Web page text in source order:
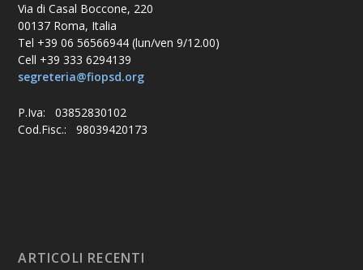
Via di Casal Boccone, 220
00137 Roma, Italia
Tel +39 06 56566944 (lun/ven 9/12.00)
Cell +39 333 6294139
segreteria@fiopsd.org
P.Iva: 03852830102
Cod.Fisc.: 98039420173
ARTICOLI RECENTI